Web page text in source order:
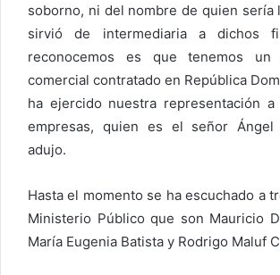
soborno, ni del nombre de quien sería
sirvió de intermediaria a dichos
reconocemos es que tenemos un
comercial contratado en República
ha ejercido nuestra representación
empresas, quien es el señor Ángel
adujo.
Hasta el momento se ha escuchado a
Ministerio Público que son Mauricio
María Eugenia Batista y Rodrigo Maluf